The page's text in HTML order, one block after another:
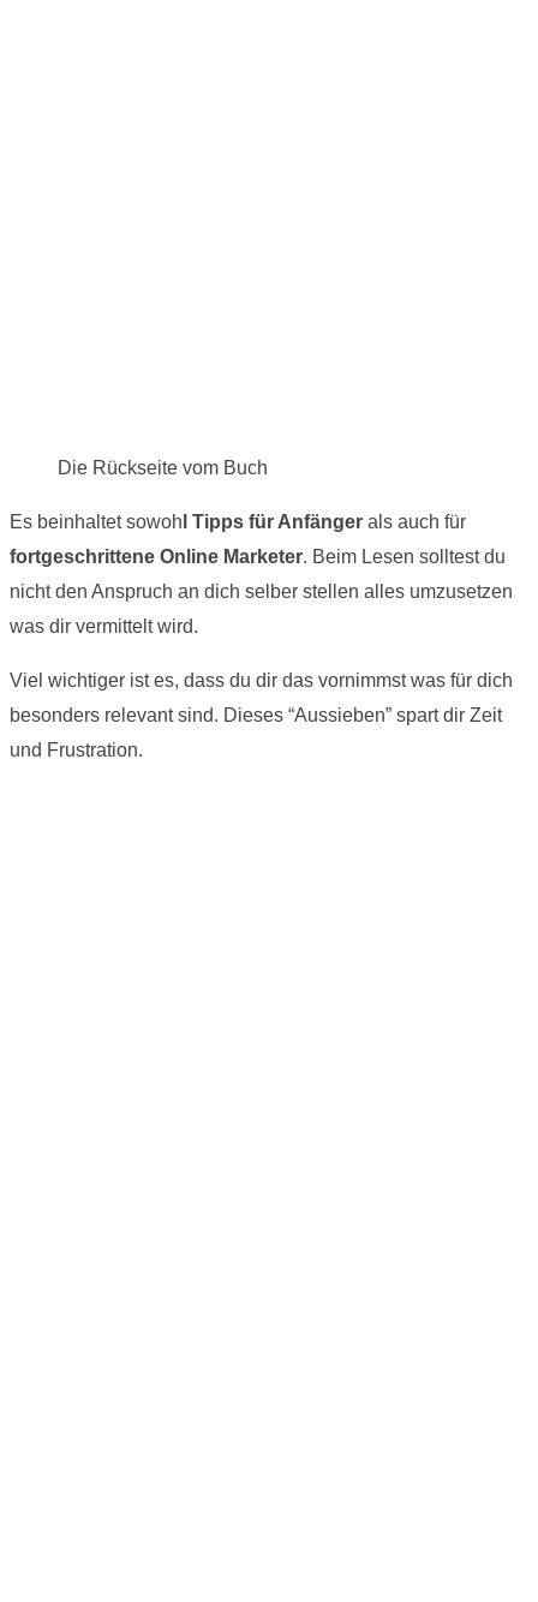
Die Rückseite vom Buch
Es beinhaltet sowoh l Tipps für Anfänger als auch für
fortgeschrittene Online Marketer. Beim Lesen solltest du
nicht den Anspruch an dich selber stellen alles umzusetzen
was dir vermittelt wird.
Viel wichtiger ist es, dass du dir das vornimmst was für dich
besonders relevant sind. Dieses “Aussieben” spart dir Zeit
und Frustration.